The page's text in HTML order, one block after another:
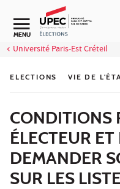
Aller au contenu
Navigation secondaire
MENU
Université Paris-Est Créteil
ELECTIONS VIE DE
CONDITIONS
ÉLECTEUR
DEMANDER
SUR LES